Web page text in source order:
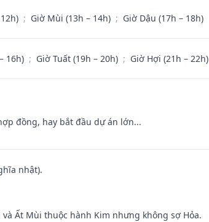
; Giờ Mùi (13h – 14h) ; Giờ Dậu (17h – 18h)
16h) ; Giờ Tuất (19h – 20h) ; Giờ Hợi (21h – 22h)
đồng, hay bắt đầu dự án lớn...
nhật).
Ất Mùi thuộc hành Kim nhưng không sợ Hỏa.